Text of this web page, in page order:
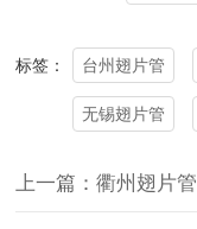
标签： 台州翅片管
无锡翅片管
上一篇：衢州翅片管